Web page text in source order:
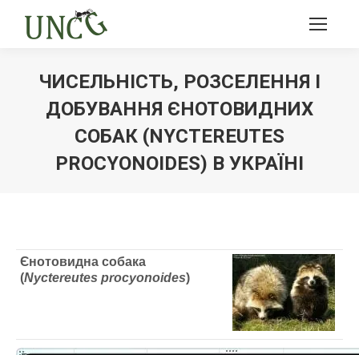
ЧИСЕЛЬНІСТЬ, РОЗСЕЛЕННЯ І
ДОБУВАННЯ ЄНОТОВИДНИХ
СОБАК (NYCTEREUTES
PROCYONOIDES) В УКРАЇНІ
Єнотовидна собака
(Nyctereutes procyonoides)